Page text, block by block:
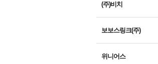
(주)비치
보보스링크(주)
위니어스